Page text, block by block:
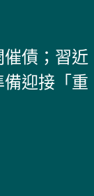
債；習近
迎接「重